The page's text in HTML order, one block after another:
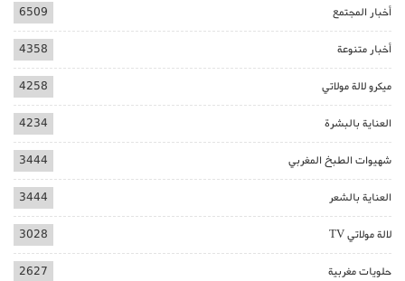
أخبار المجتمع 6509
أخبار متنوعة 4358
ميكرو لالة مولاتي 4258
العناية بالبشرة 4234
شهيوات الطبخ المغربي 3444
العناية بالشعر 3444
لالة مولاتي TV 3028
حلويات مغربية 2627